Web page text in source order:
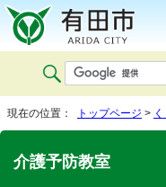
現在の位置： トップページ >
介護予防教室